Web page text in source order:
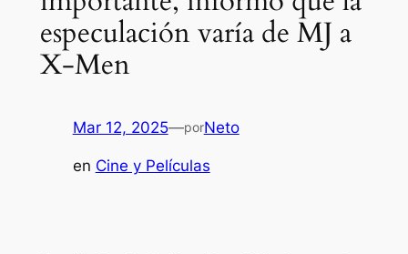
especulación varía de MJ a
X-Men
Mar 12, 2025—porNeto
en Cine y Películas